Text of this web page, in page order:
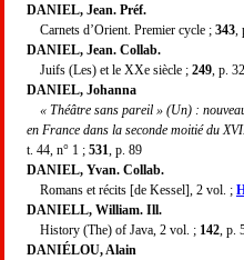
DANIEL, Jean. Préf.
Carnets d’Orient. Premier cycle ; 343
DANIEL, Jean. Collab.
Juifs (Les) et le XXe siècle ; 249 , p. 32
DANIEL, Johanna
« Théâtre sans pareil » (Un) :
en France dans la seconde moitié du
t. 44, n° 1 ; 531 , p. 89
DANIEL, Yvan. Collab.
Romans et récits [de Kessel], 2 vol. ;
DANIELL, William. Ill.
History (The) of Java, 2 vol. ; 142 , p.
DANIÉLOU, Alain